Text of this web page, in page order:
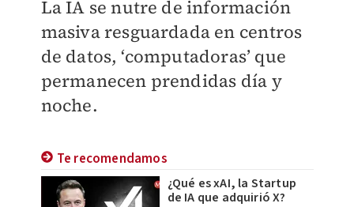
La IA se nutre de información
masiva resguardada en centros
de datos, ‘computadoras’ que
permanecen prendidas día y
noche.
Te recomendamos
¿Qué es xAI, la Startup
de IA que adquirió X?